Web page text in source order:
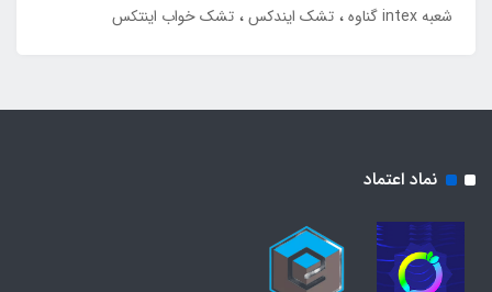
شعبه intex گناوه
تشک ایندکس تشک خواب اینتکس
نماد اعتماد